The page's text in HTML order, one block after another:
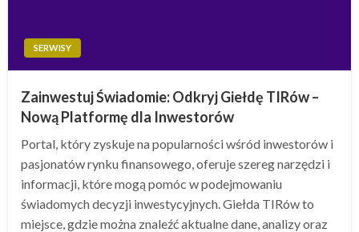
SERWISY
Zainwestuj Świadomie: Odkryj Giełdę TIRów –
Nową Platformę dla Inwestorów
Portal, który zyskuje na popularności wśród inwestorów i
pasjonatów rynku finansowego, oferuje szereg narzędzi i
informacji, które mogą pomóc w podejmowaniu
świadomych decyzji inwestycyjnych. Giełda TIRów to
miejsce, gdzie można znaleźć aktualne dane, analizy oraz